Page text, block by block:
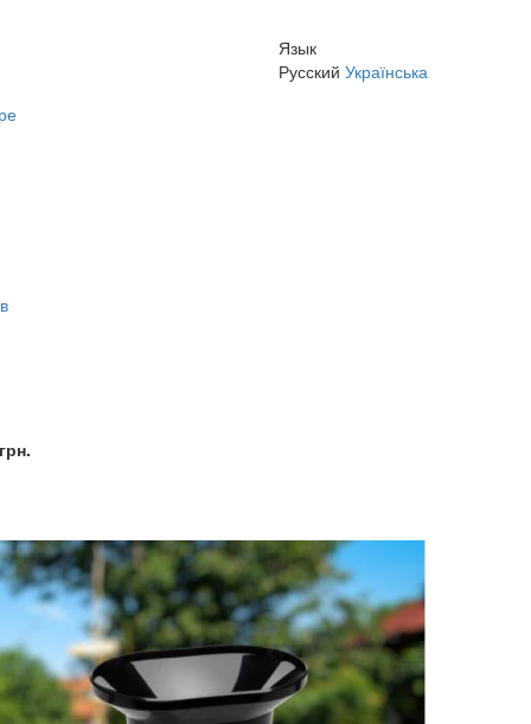
Язык
Русский Українська
грн.